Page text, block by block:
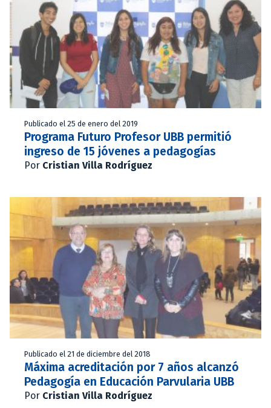
Publicado el 25 de enero del 2019
Programa Futuro Profesor UBB permitió
ingreso de 15 jóvenes a pedagogías
Por Cristian Villa Rodríguez
Publicado el 21 de diciembre del 2018
Máxima acreditación por 7 años alcanzó
Pedagogía en Educación Parvularia UBB
Por Cristian Villa Rodríguez